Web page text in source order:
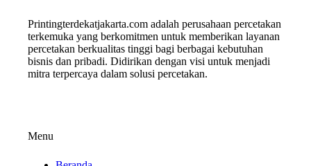
Printingterdekatjakarta.com adalah perusahaan percetakan
terkemuka yang berkomitmen untuk memberikan layanan
percetakan berkualitas tinggi bagi berbagai kebutuhan
bisnis dan pribadi. Didirikan dengan visi untuk menjadi
mitra terpercaya dalam solusi percetakan.
Menu